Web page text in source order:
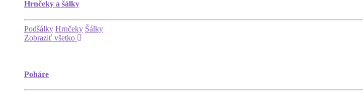
Hrnčeky a šálky
Podšálky Hrnčeky Šálky
Zobraziť všetko
Poháre